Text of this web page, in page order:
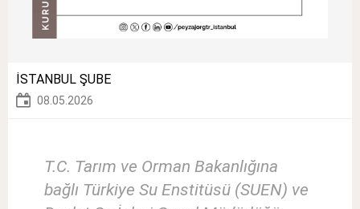
İSTANBUL ŞUBE
08.05.2026
T.C. Tarım ve Orman Bakanlığına
bağlı Türkiye Su Enstitüsü (SUEN) ve